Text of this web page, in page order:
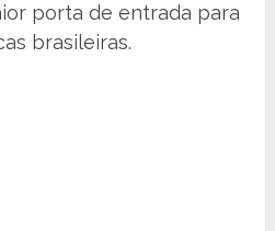
porta de entrada para
brasileiras.